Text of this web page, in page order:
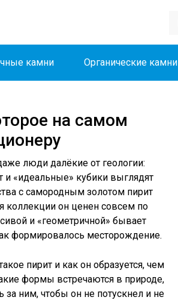
камни Органические камни
на самом
люди далёкие от геологии:
и «идеальные» кубики выглядят
с самородным золотом пирит
коллекции он ценен совсем по
и «геометричной» бывает
формировалось месторождение.
пирит и как он образуется, чем
формы встречаются в природе,
за ним, чтобы он не потускнел и не